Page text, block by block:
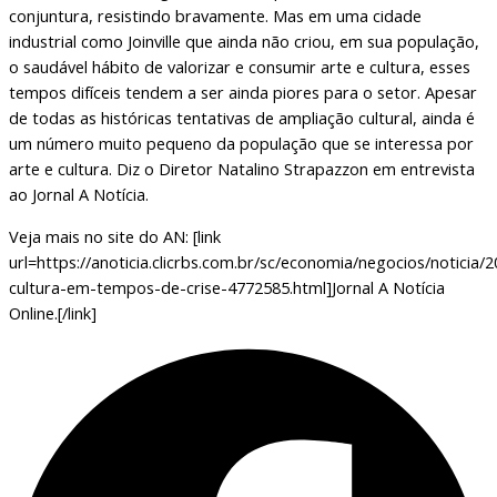
conjuntura, resistindo bravamente. Mas em uma cidade
industrial como Joinville que ainda não criou, em sua população,
o saudável hábito de valorizar e consumir arte e cultura, esses
tempos difíceis tendem a ser ainda piores para o setor. Apesar
de todas as históricas tentativas de ampliação cultural, ainda é
um número muito pequeno da população que se interessa por
arte e cultura. Diz o Diretor Natalino Strapazzon em entrevista
ao Jornal A Notícia.
Veja mais no site do AN: [link
url=https://anoticia.clicrbs.com.br/sc/economia/negocios/noticia/
cultura-em-tempos-de-crise-4772585.html]Jornal A Notícia
Online.[/link]